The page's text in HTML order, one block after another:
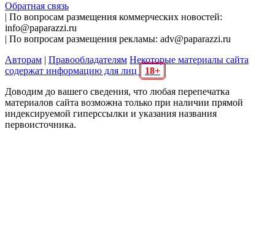
Обратная связь
| По вопросам размещения коммерческих новостей:
info@paparazzi.ru
| По вопросам размещения рекламы: adv@paparazzi.ru
Авторам | Правообладателям Некоторые материалы сайта
содержат информацию для лиц
18+
Доводим до вашего сведения, что любая перепечатка
материалов сайта возможна только при наличии прямой
индексируемой гиперссылки и указания названия
первоисточника.